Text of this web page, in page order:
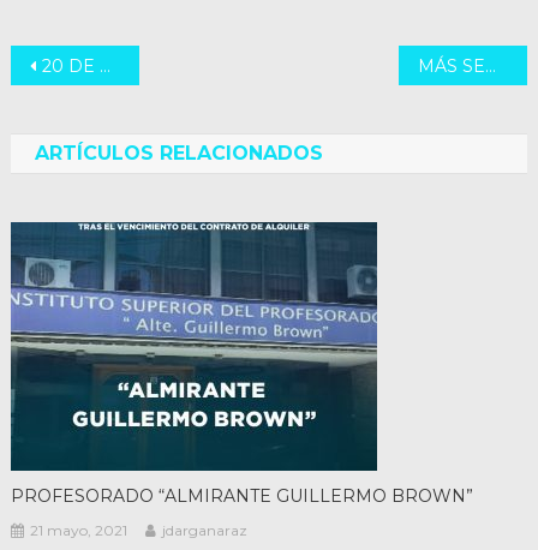
Navegación
entradas
20 DE SEPTIEMBRE DÍA DEL JUBILADO MÁS SEGURIDAD EN LA CIUDAD DE SANTA FE
ARTÍCULOS RELACIONADOS
PROFESORADO “ALMIRANTE GUILLERMO BROWN”
21 mayo, 2021 jdarganaraz